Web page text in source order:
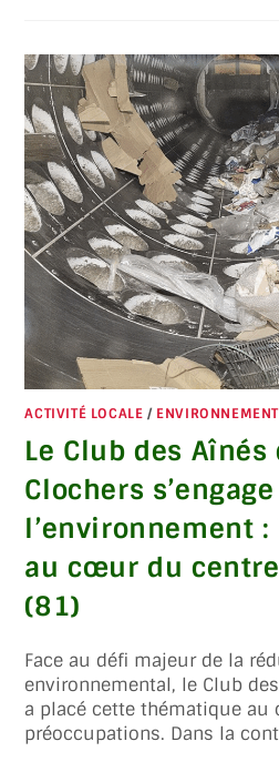
ACTIVITÉ LOCALE / ENVIRONNEMENT
Le Club des Aînés
Clochers
l’environnement
au cœur du centre
(81)
Face au défi majeur de la
environnemental, le Club
a placé cette thématique au
préoccupations. Dans la